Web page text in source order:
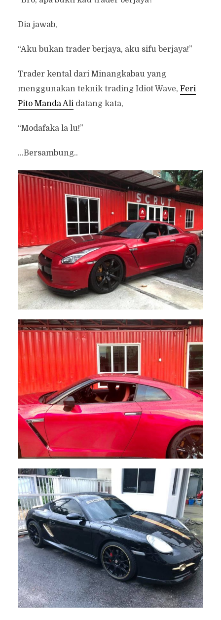
Dia jawab,
“Aku bukan trader berjaya, aku sifu berjaya!”
Trader kental dari Minangkabau yang
menggunakan teknik trading Idiot Wave, Feri
Pito Manda Alidatang kata,
“Modafaka la lu!”
…Bersambung..